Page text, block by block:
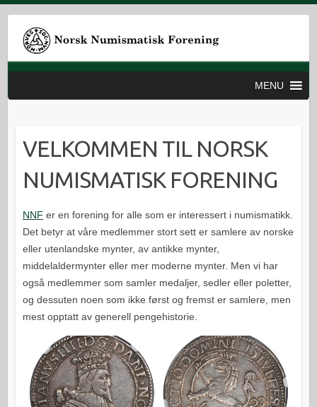
MENU
VELKOMMEN TIL NORSK
NUMISMATISK FORENING
NNF er en forening for alle som er interessert i numismatikk.
Det betyr at våre medlemmer stort sett er samlere av norske
eller utenlandske mynter, av antikke mynter,
middelaldermynter eller mer moderne mynter. Men vi har
også medlemmer som samler medaljer, sedler eller poletter,
og dessuten noen som ikke først og fremst er samlere, men
mest opptatt av generell pengehistorie.